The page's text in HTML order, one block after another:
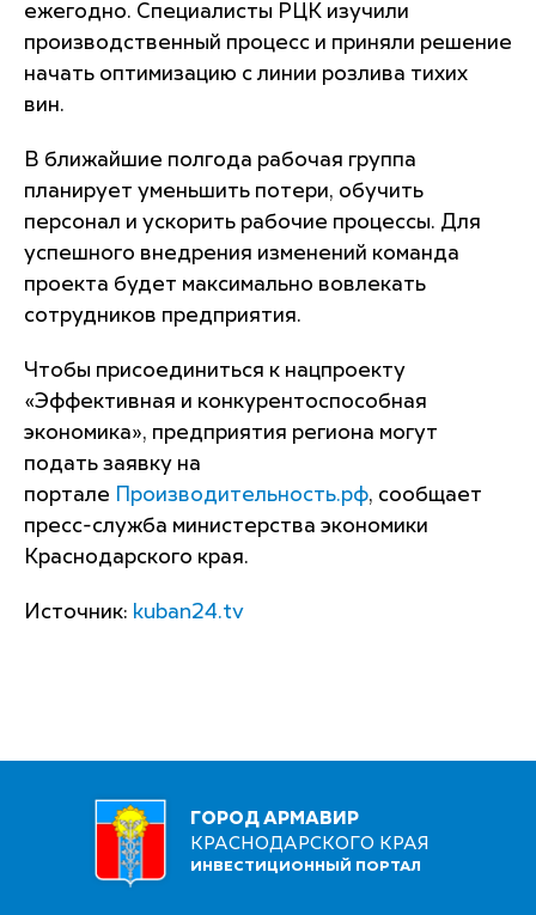
ежегодно. Специалисты РЦК изучили
производственный процесс и приняли решение
начать оптимизацию с линии розлива тихих
вин.
В ближайшие полгода рабочая группа
планирует уменьшить потери, обучить
персонал и ускорить рабочие процессы. Для
успешного внедрения изменений команда
проекта будет максимально вовлекать
сотрудников предприятия.
Чтобы присоединиться к нацпроекту
«Эффективная и конкурентоспособная
экономика», предприятия региона могут
подать заявку на
портале
Производительность.рф, сообщает
пресс-служба министерства экономики
Краснодарского края.
Источник: kuban24.tv
ГОРОД АРМАВИР
КРАСНОДАРСКОГО КРАЯ
ИНВЕСТИЦИОННЫЙ ПОРТАЛ